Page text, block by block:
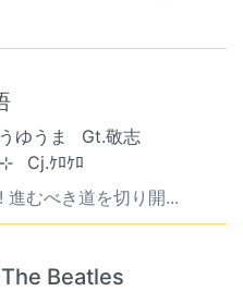
ゆうま
Gt.敬志
Cj.ｹﾛｹﾛ
進むべき道を切り開...
Beatles